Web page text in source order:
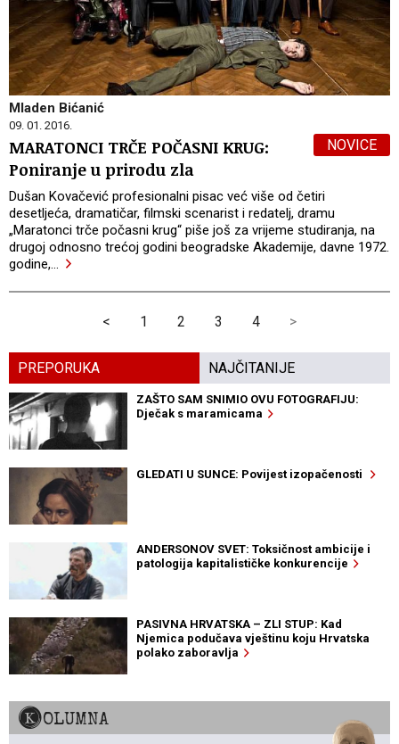
Mladen Bićanić
09. 01. 2016.
NOVICE
MARATONCI TRČE POČASNI KRUG:
Poniranje u prirodu zla
Dušan Kovačević profesionalni pisac već više od četiri
desetljeća, dramatičar, filmski scenarist i redatelj, dramu
„Maratonci trče počasni krug“ piše još za vrijeme studiranja, na
drugoj odnosno trećoj godini beogradske Akademije, davne 1972.
godine,…
< 1 2 3 4 >
PREPORUKA NAJČITANIJE
ZAŠTO SAM SNIMIO OVU FOTOGRAFIJU:
Dječak s maramicama
GLEDATI U SUNCE: Povijest izopačenosti
ANDERSONOV SVET: Toksičnost ambicije i
patologija kapitalističke konkurencije
PASIVNA HRVATSKA – ZLI STUP: Kad
Njemica podučava vještinu koju Hrvatska
polako zaboravlja
KOLUMNA